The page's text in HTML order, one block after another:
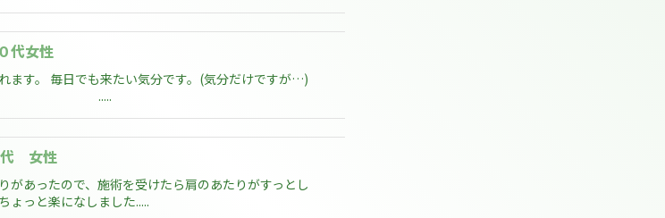
代女性
ます。 毎日でも来たい気分です。(気分だけですが…)
女性
があったので、施術を受けたら肩のあたりがすっとし
っと楽になしました.....